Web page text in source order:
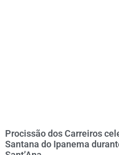
Procissão dos Carreiros
Santana do Ipanema